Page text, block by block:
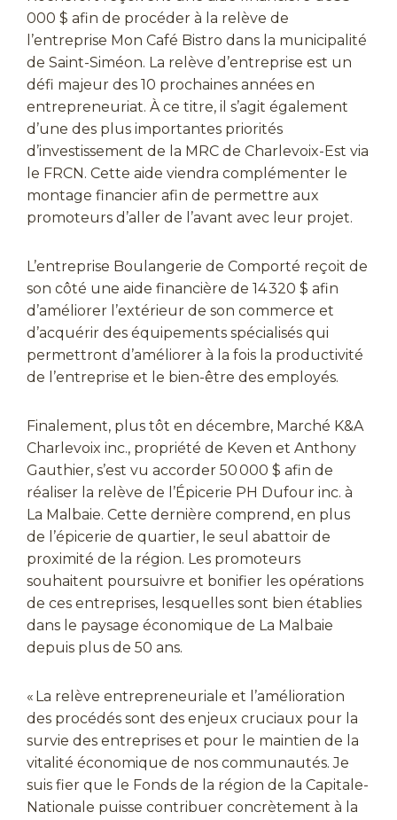
000 $ afin de procéder à la relève de
l’entreprise Mon Café Bistro dans la municipalité
de Saint-Siméon. La relève d’entreprise est un
défi majeur des 10 prochaines années en
entrepreneuriat. À ce titre, il s’agit également
d’une des plus importantes priorités
d’investissement de la MRC de Charlevoix-Est via
le FRCN. Cette aide viendra complémenter le
montage financier afin de permettre aux
promoteurs d’aller de l’avant avec leur projet.
L’entreprise Boulangerie de Comporté reçoit de
son côté une aide financière de 14 320 $ afin
d’améliorer l’extérieur de son commerce et
d’acquérir des équipements spécialisés qui
permettront d’améliorer à la fois la productivité
de l’entreprise et le bien-être des employés.
Finalement, plus tôt en décembre, Marché K&A
Charlevoix inc., propriété de Keven et Anthony
Gauthier, s’est vu accorder 50 000 $ afin de
réaliser la relève de l’Épicerie PH Dufour inc. à
La Malbaie. Cette dernière comprend, en plus
de l’épicerie de quartier, le seul abattoir de
proximité de la région. Les promoteurs
souhaitent poursuivre et bonifier les opérations
de ces entreprises, lesquelles sont bien établies
dans le paysage économique de La Malbaie
depuis plus de 50 ans.
« La relève entrepreneuriale et l’amélioration
des procédés sont des enjeux cruciaux pour la
survie des entreprises et pour le maintien de la
vitalité économique de nos communautés. Je
suis fier que le Fonds de la région de la Capitale-
Nationale puisse contribuer concrètement à la